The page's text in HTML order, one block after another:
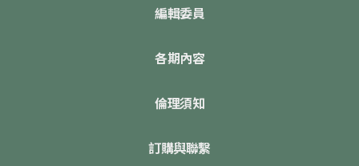
編輯委員
各期內容
倫理須知
訂購與聯繫